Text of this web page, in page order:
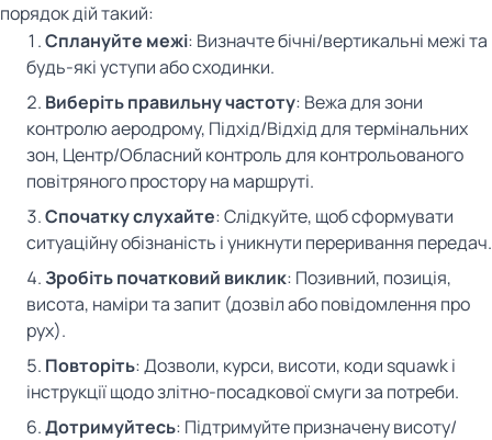
порядок дій такий:
Сплануйте межі: Визначте бічні/вертикальні межі та
будь-які уступи або сходинки.
Виберіть правильну частоту: Вежа для зони
контролю аеродрому, Підхід/Відхід для термінальних
зон, Центр/Обласний контроль для контрольованого
повітряного простору на маршруті.
Спочатку слухайте: Слідкуйте, щоб сформувати
ситуаційну обізнаність і уникнути переривання передач.
Зробіть початковий виклик: Позивний, позиція,
висота, наміри та запит (дозвіл або повідомлення про
рух).
Повторіть: Дозволи, курси, висоти, коди squawk і
інструкції щодо злітно-посадкової смуги за потреби.
Дотримуйтесь: Підтримуйте призначену висоту/